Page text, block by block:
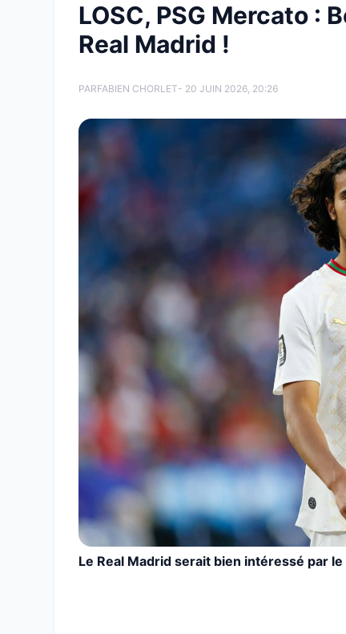
LOSC, PSG Mercato :
Real Madrid !
PARFABIEN CHORLET- 20 JUIN 2026, 20:26
Le Real Madrid serait bien intéressé par